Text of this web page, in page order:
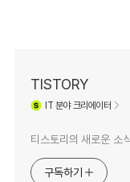
TISTORY
IT 분야 크리에이터
티스토리의 새로운 소
구독하기